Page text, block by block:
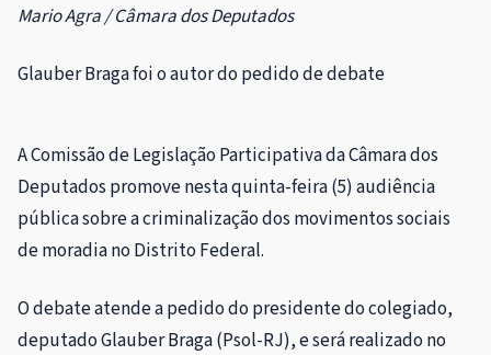
Mario Agra / Câmara dos Deputados
Glauber Braga foi o autor do pedido de debate
AComissão de Legislação Participativada Câmara dos
Deputados promove nesta quinta-feira (5) audiência
pública sobre a criminalização dos movimentos sociais
de moradia no Distrito Federal.
O debate atende a pedido do presidente do colegiado,
deputado Glauber Braga (Psol-RJ), e será realizado no